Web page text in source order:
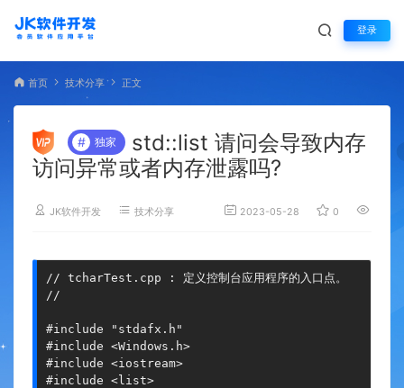
登录
首页 技术分享 正文
# 独家
std::list 请问会导致内存
访问异常或者内存泄露吗?
JK软件开发 技术分享 2023-05-28 0
// tcharTest.cpp : 定义控制台应用程序的入口点。
//
#include "stdafx.h"
#include <Windows.h>
#include <iostream>
#include <list>